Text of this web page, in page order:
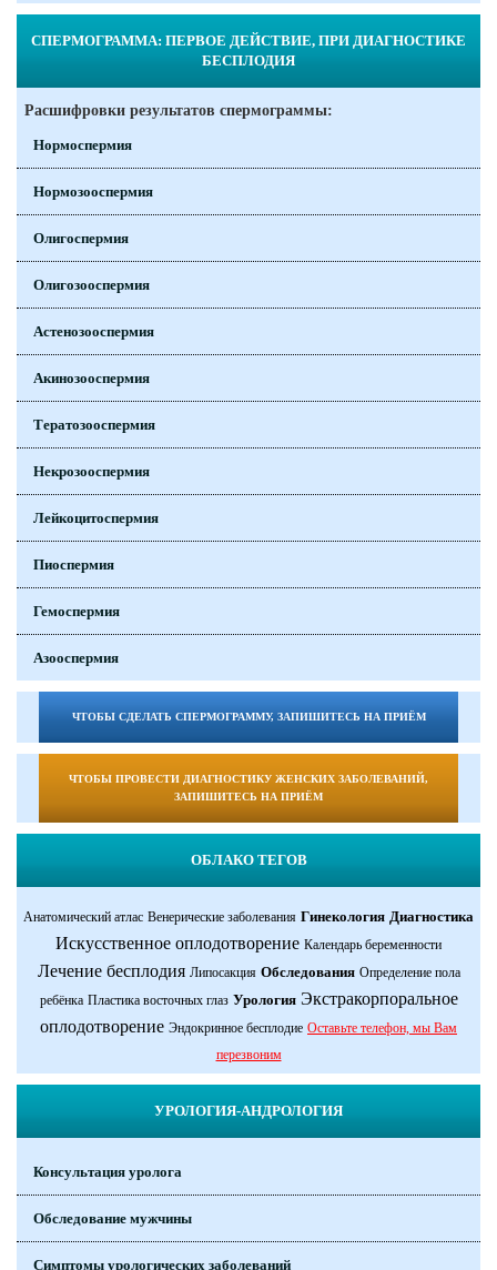
СПЕРМОГРАММА: ПЕРВОЕ ДЕЙСТВИЕ, ПРИ ДИАГНОСТИКЕ
БЕСПЛОДИЯ
Расшифровки результатов спермограммы:
Нормоспермия
Нормозооспермия
Олигоспермия
Олигозооспермия
Астенозооспермия
Акинозооспермия
Тератозооспермия
Некрозооспермия
Лейкоцитоспермия
Пиоспермия
Гемоспермия
Азооспермия
ЧТОБЫ СДЕЛАТЬ СПЕРМОГРАММУ, ЗАПИШИТЕСЬ НА ПРИЁМ
ЧТОБЫ ПРОВЕСТИ ДИАГНОСТИКУ ЖЕНСКИХ ЗАБОЛЕВАНИЙ,
ЗАПИШИТЕСЬ НА ПРИЁМ
ОБЛАКО ТЕГОВ
Анатомический атлас Венерические заболевания Гинекология Диагностика
Искусственное оплодотворение Календарь беременности
Лечение бесплодия Липосакция Обследования Определение пола
ребёнка Пластика восточных глаз Урология Экстракорпоральное
оплодотворение Эндокринное бесплодие Оставьте телефон, мы Вам
перезвоним
УРОЛОГИЯ-АНДРОЛОГИЯ
Консультация уролога
Обследование мужчины
Симптомы урологических заболеваний